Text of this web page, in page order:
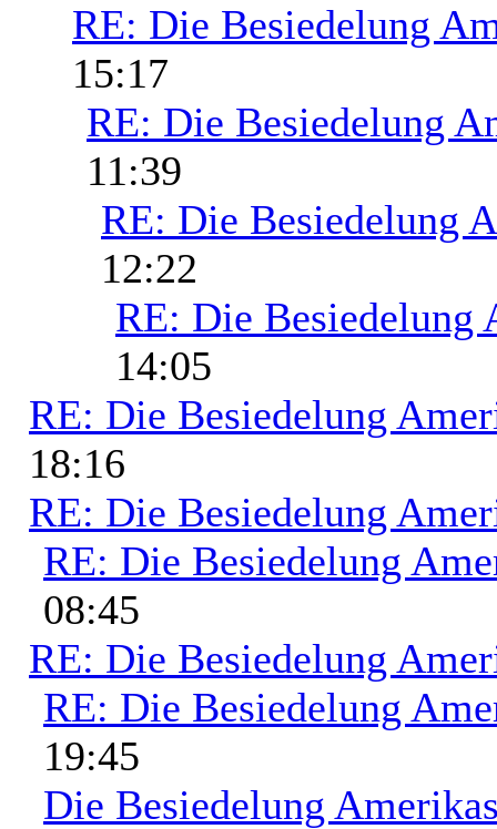
RE: Die Besiedelung
15:17
RE: Die Besiedelung
11:39
RE: Die Besiedelung
12:22
RE: Die Besiedelung
14:05
RE: Die Besiedelung
18:16
RE: Die Besiedelung
RE: Die Besiedelung
08:45
RE: Die Besiedelung
RE: Die Besiedelung
19:45
Die Besiedelung